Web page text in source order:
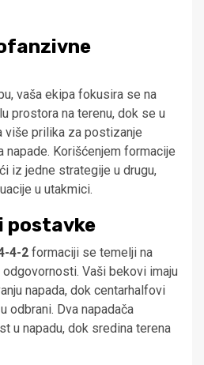
vaša ekipa fokusira se na
prostora na terenu, dok se u
prilika za postizanje
Korišćenjem formacije
iz jedne strategije u drugu,
u utakmici.
postavke
4-2 formaciji se temelji na
Vaši bekovi imaju
napada, dok centarhalfovi
odbrani. Dva napadača
u napadu, dok sredina terena